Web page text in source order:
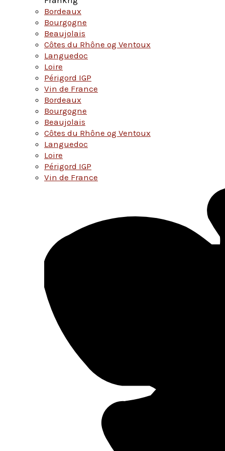
Bordeaux
Bourgogne
Beaujolais
Côtes du Rhône og Ventoux
Languedoc
Loire
Périgord IGP
Vin de France
Bordeaux
Bourgogne
Beaujolais
Côtes du Rhône og Ventoux
Languedoc
Loire
Périgord IGP
Vin de France